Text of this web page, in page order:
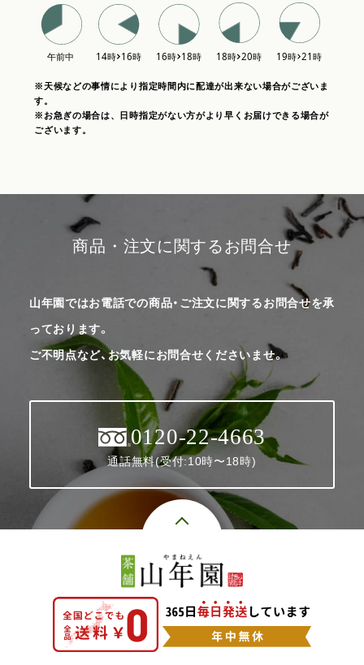
※天候などの事情により指定時間内に配達が出来ない場合がございま
す。
※お急ぎの場合は、日時指定がない方がより早くお届けできる場合が
ございます。
商品・注文に関するお問合せ
山年園ではお電話での商品・ご注文に関するお問合せを承
っております。
ご不明点など、お気軽にお問合せくださいませ。
0120-22-4663
通話無料(受付:10時〜18時)